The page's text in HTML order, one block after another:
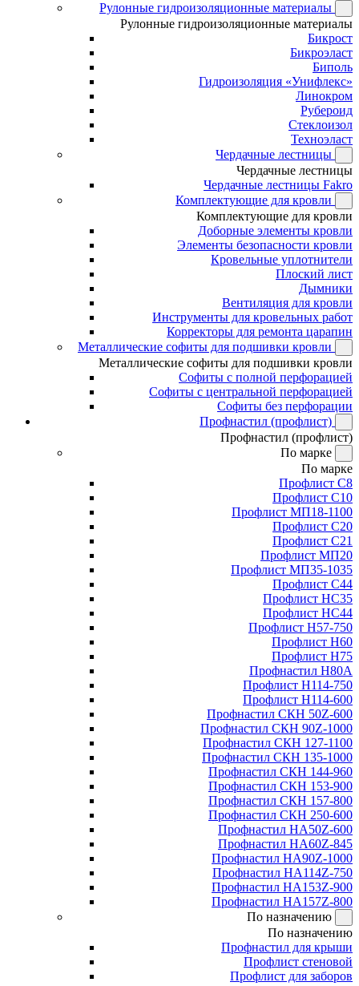
Рулонные гидроизоляционные материалы
Рулонные гидроизоляционные материалы
Бикрост
Бикроэласт
Биполь
Гидроизоляция «Унифлекс»
Линокром
Рубероид
Стеклоизол
Техноэласт
Чердачные лестницы
Чердачные лестницы
Чердачные лестницы Fakro
Комплектующие для кровли
Комплектующие для кровли
Доборные элементы кровли
Элементы безопасности кровли
Кровельные уплотнители
Плоский лист
Дымники
Вентиляция для кровли
Инструменты для кровельных работ
Корректоры для ремонта царапин
Металлические софиты для подшивки кровли
Металлические софиты для подшивки кровли
Софиты с полной перфорацией
Софиты с центральной перфорацией
Софиты без перфорации
Профнастил (профлист)
Профнастил (профлист)
По марке
По марке
Профлист С8
Профлист С10
Профлист МП18-1100
Профлист С20
Профлист С21
Профлист МП20
Профлист МП35-1035
Профлист С44
Профлист НС35
Профлист НС44
Профлист Н57-750
Профлист Н60
Профлист Н75
Профнастил Н80А
Профлист Н114-750
Профлист Н114-600
Профнастил СКН 50Z-600
Профнастил СКН 90Z-1000
Профнастил СКН 127-1100
Профнастил СКН 135-1000
Профнастил СКН 144-960
Профнастил СКН 153-900
Профнастил СКН 157-800
Профнастил СКН 250-600
Профнастил НА50Z-600
Профнастил НА60Z-845
Профнастил НА90Z-1000
Профнастил НА114Z-750
Профнастил НА153Z-900
Профнастил НА157Z-800
По назначению
По назначению
Профнастил для крыши
Профлист стеновой
Профлист для заборов